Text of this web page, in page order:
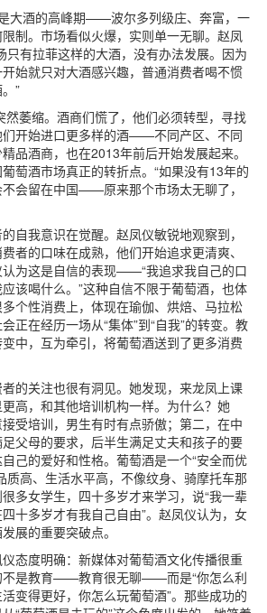
酒的高峰期——波尔多列级庄、奔富，一
制。市场看似火爆，实则单一无聊。赵凤
只有拉菲这样的大酒，没有办法发展。因为
始就只对大酒感兴趣，普通消费者喝不惯
”
萎缩。酒商们慌了，他们必须转型，寻找
们开始进口更多样的酒——不同产区、不同
品酒商，也在2013年前后开始发展起来。
萄酒市场真正的转折点。“如果没有13年的
会留在中国——原来那个市场太无聊了，
我意识在觉醒。赵凤仪敏锐地观察到，
者的口味在成熟，他们开始追求更清爽、
认为这是自信的表现——“我追求我自己的口
该喝什么。”这种自信不限于葡萄酒，也体
个性消费上，体现在瑜伽、烘焙、马拉松
正在经历一场从“集体”到“自我”的转变。教
中，互为牵引，将葡萄酒送到了更多消费
关注也很有洞见。她发现，来龙凤上课
高，和其他培训机构一样。为什么？她
受培训，男生有时有点骄傲；第二，在中
父母的要求，后半生满足丈夫和孩子的要
己的爱好和性格。葡萄酒是一个“安全而优
高、生活水平高，不像纹身、骑摩托车那
多女学生，四十多岁才来学习，说“我一辈
十多岁才有我自己自由”。赵凤仪认为，女
展的重要突破点。
度明确：新媒体对葡萄酒文化传播很重
不是教育——教育很无聊——而是“你怎么利
变得更好，你怎么玩葡萄酒”。那些成功的